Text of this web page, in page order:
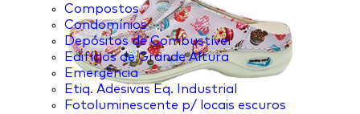
Compostos
Condomínios
Depósitos de Combustível
Edifícios de Grande Altura
Emergência
Etiq. Adesivas Eq. Industrial
Fotoluminescente p/ locais escuros